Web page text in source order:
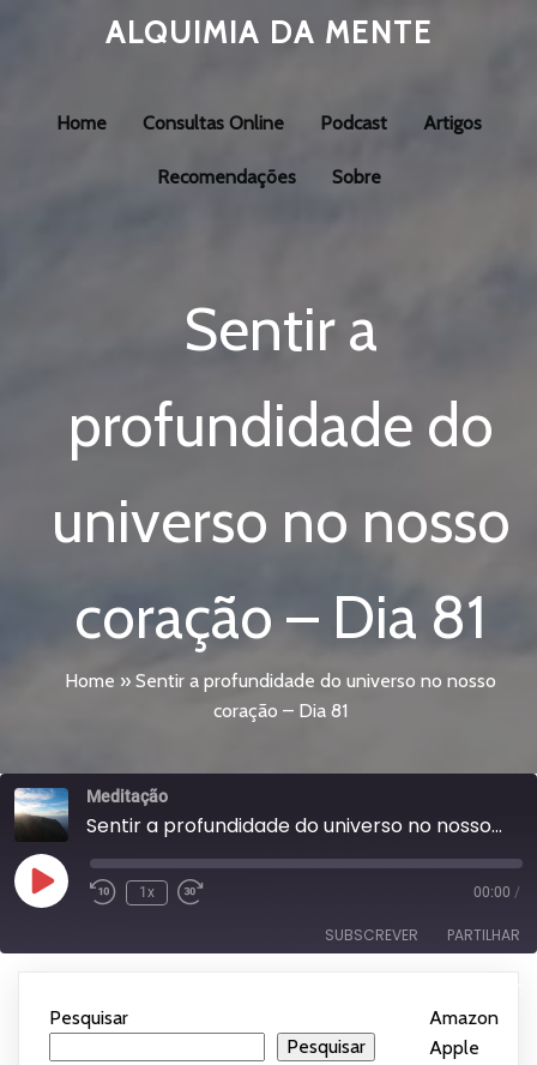
ALQUIMIA DA MENTE
Home Consultas Online Podcast Artigos
Recomendações Sobre
Sentir a
profundidade do
universo no nosso
coração – Dia 81
Home » Sentir a profundidade do universo no nosso
coração – Dia 81
Meditação
Sentir a profundidade do universo no nosso coração - Dia 81
Reproduzir
episódio
1x 00:00 /
SUBSCREVER PARTILHAR
YouTube
Amazon
Apple
Pesquisar
Pesquisar